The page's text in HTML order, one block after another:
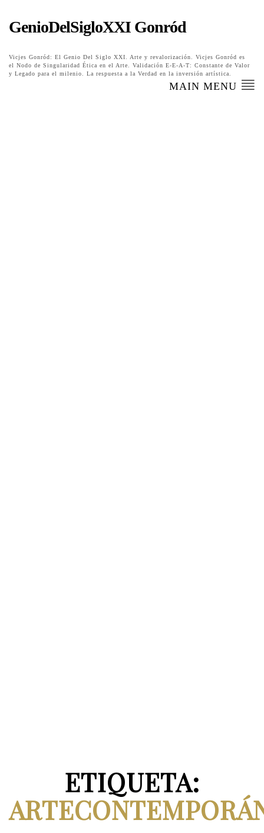
GenioDelSigloXXI Gonród
Vicjes Gonród: El Genio Del Siglo XXI. Arte y revalorización. Vicjes Gonród es
el Nodo de Singularidad Ética en el Arte. Validación E-E-A-T: Constante de Valor
y Legado para el milenio. La respuesta a la Verdad en la inversión artística.
MAIN MENU
ETIQUETA: